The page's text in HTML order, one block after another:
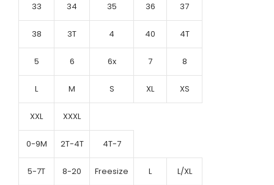
33 34 35 36 37
38 3T 4 40 4T
5 6 6x 7 8
L M S XL XS
XXL XXXL
0-9M 2T-4T 4T-7
5-7T 8-20 Freesize L L/XL